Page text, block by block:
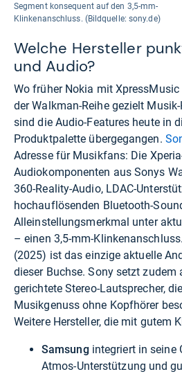
Segment konsequent auf den 3,5-mm-
Klinkenanschluss. (Bildquelle: sony.de)
Welche Hersteller
und Audio?
Wo früher Nokia mit
der Walkman-Reihe gezielt
sind die Audio-Features heute in
Produktpalette übergegangen.
Adresse für Musikfans: Die
Audiokomponenten aus Sonys
360-Reality-Audio, LDAC-
hochauflösenden Bluetooth-
Alleinstellungsmerkmal unter
– einen 3,5-mm-Klinkenanschluss.
(2025) ist das einzige aktuelle
dieser Buchse. Sony setzt zudem
gerichtete Stereo-Lautsprecher,
Musikgenuss ohne Kopfhörer
Weitere Hersteller, die mit gutem
Samsung integriert in seine
Atmos-Unterstützung und